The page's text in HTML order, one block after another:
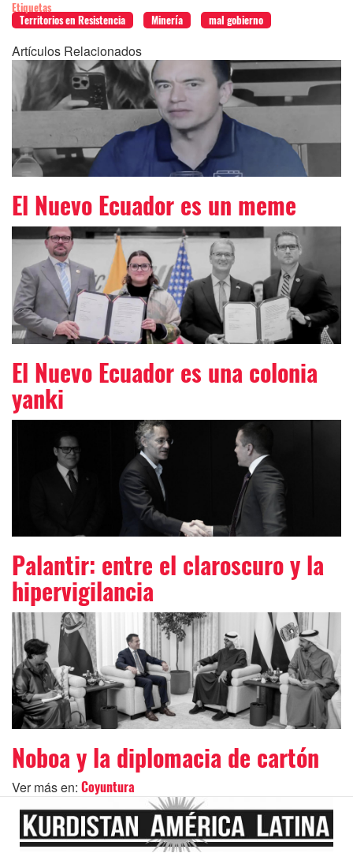
Etiquetas
Territorios en Resistencia
Minería mal gobierno
Artículos Relacionados
El Nuevo Ecuador es un meme
El Nuevo Ecuador es una colonia
yanki
Palantir: entre el claroscuro y la
hipervigilancia
Noboa y la diplomacia de cartón
Ver más en: Coyuntura